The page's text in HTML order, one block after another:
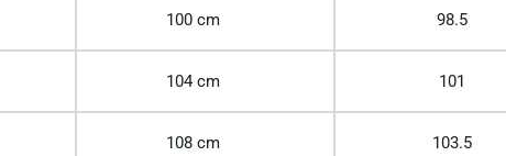
100 cm 98.5
104 cm 101
108 cm 103.5